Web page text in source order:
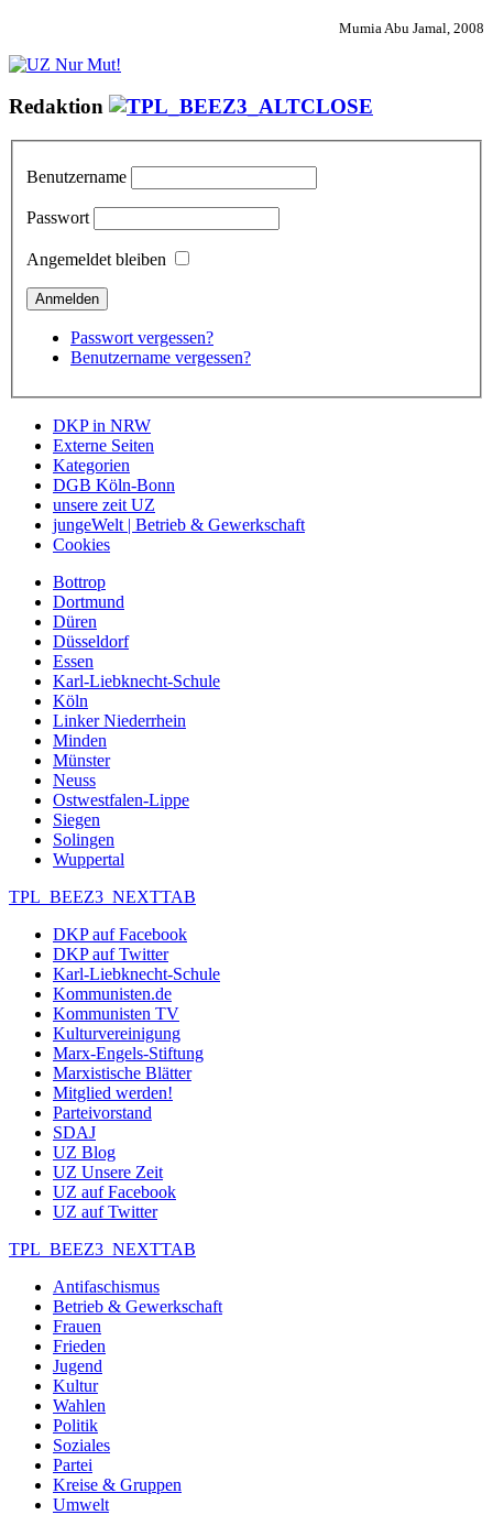
Mumia Abu Jamal, 2008
Redaktion
Benutzername
Passwort
Angemeldet bleiben
Passwort vergessen?
Benutzername vergessen?
DKP in NRW
Externe Seiten
Kategorien
DGB Köln-Bonn
unsere zeit UZ
jungeWelt | Betrieb & Gewerkschaft
Cookies
Bottrop
Dortmund
Düren
Düsseldorf
Essen
Karl-Liebknecht-Schule
Köln
Linker Niederrhein
Minden
Münster
Neuss
Ostwestfalen-Lippe
Siegen
Solingen
Wuppertal
TPL_BEEZ3_NEXTTAB
DKP auf Facebook
DKP auf Twitter
Karl-Liebknecht-Schule
Kommunisten.de
Kommunisten TV
Kulturvereinigung
Marx-Engels-Stiftung
Marxistische Blätter
Mitglied werden!
Parteivorstand
SDAJ
UZ Blog
UZ Unsere Zeit
UZ auf Facebook
UZ auf Twitter
TPL_BEEZ3_NEXTTAB
Antifaschismus
Betrieb & Gewerkschaft
Frauen
Frieden
Jugend
Kultur
Wahlen
Politik
Soziales
Partei
Kreise & Gruppen
Umwelt